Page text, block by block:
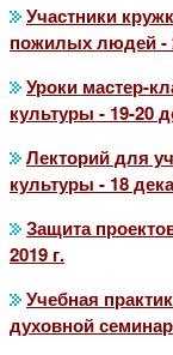
Участники
пожилых людей -
Уроки мастер-
культуры - 19-20
Лекторий для
культуры - 18
Защита
2019 г.
Учебная
духовной